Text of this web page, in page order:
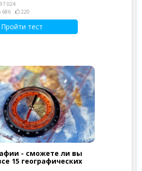
024
686
220
Пройти тест
- сможете ли вы
15 географических